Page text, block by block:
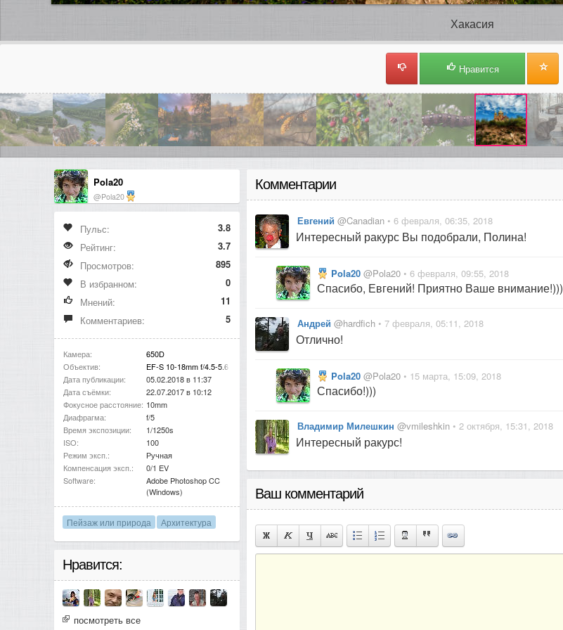
Хакасия
Нравится
Pola20
@Pola20
Пульс:
3.8
Рейтинг:
3.7
Просмотров:
895
В избранном:
0
Мнений:
11
Комментариев:
5
Камера:
650D
Объектив:
EF-S 10-18mm f/4.5-5.6 IS STM
Дата публикации:
05.02.2018 в 11:37
Дата съёмки:
22.07.2017 в 10:12
Фокусное расстояние: 10mm
Диафрагма:
f/5
Время экспозиции:
1/1250s
ISO:
100
Режим эксп.:
Ручная
Компенсация эксп.:
0/1 EV
Software:
Adobe Photoshop CC
(Windows)
Пейзаж или природа Архитектура
Нравится:
посмотреть все
Комментарии
Евгений @Canadian • 6 февраля, 06:35, 2018
Интересный ракурс Вы подобрали, Полина!
Pola20 @Pola20 • 6 февраля, 09:55, 2018
Спасибо, Евгений! Приятно Ваше внимание!)))
Андрей @hardfich • 7 февраля, 05:11, 2018
Отлично!
Pola20 @Pola20 • 15 марта, 15:09, 2018
Спасибо!)))
Владимир Милешкин @vmileshkin • 2 октября, 15:31, 2018
Интересный ракурс!
Ваш комментарий